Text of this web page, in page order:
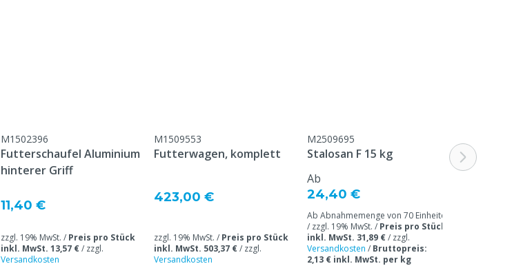
M1502396
Futterschaufel Aluminium
hinterer Griff
11,40 €
zzgl. 19% MwSt. / Preis pro Stück
inkl. MwSt. 13,57 €/ zzgl.
Versandkosten
M1509553
Futterwagen, komplett
423,00 €
zzgl. 19% MwSt. / Preis pro Stück
inkl. MwSt. 503,37 €/ zzgl.
Versandkosten
M2509695
Stalosan F 15 kg
Ab
24,40 €
Ab Abnahmemenge von 70 Einheiten
/ zzgl. 19% MwSt. / Preis pro Stück
inkl. MwSt. 31,89 €/ zzgl.
Versandkosten / Bruttopreis:
2,13 € inkl. MwSt. per kg
MS Golddust